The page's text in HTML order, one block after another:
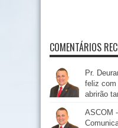
COMENTÁRIOS
Pr.
feliz
abrirão
ASCOM